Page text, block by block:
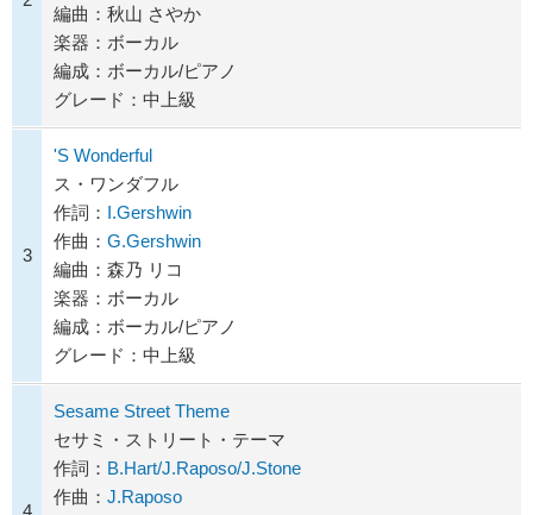
編曲：秋山 さやか
楽器：ボーカル
編成：ボーカル/ピアノ
グレード：中上級
3
'S Wonderful
ス・ワンダフル
作詞： I.Gershwin
作曲： G.Gershwin
編曲：森乃 リコ
楽器：ボーカル
編成：ボーカル/ピアノ
グレード：中上級
4
Sesame Street Theme
セサミ・ストリート・テーマ
作詞： B.Hart/J.Raposo/J.Stone
作曲： J.Raposo